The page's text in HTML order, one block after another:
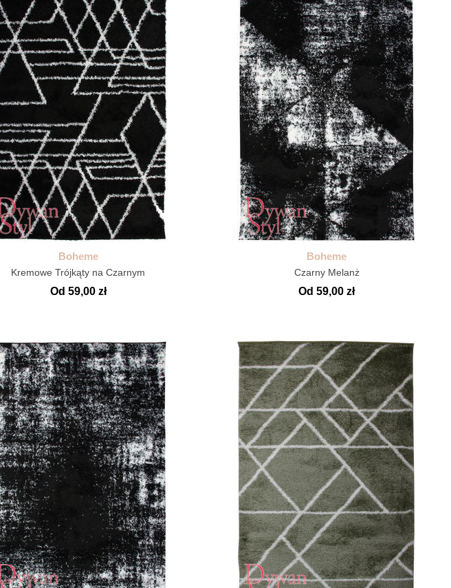
Boheme
Kremowe Trójkąty na Czarnym
Od 59,00 zł
Boheme
Czarny Melanż
Od 59,00 zł